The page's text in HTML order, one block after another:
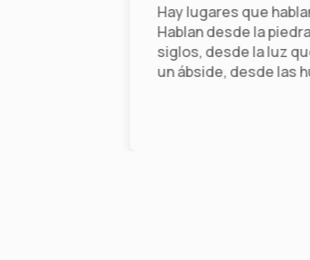
Hay lugares que
Hablan desde la
siglos, desde la luz
un ábside, desde las